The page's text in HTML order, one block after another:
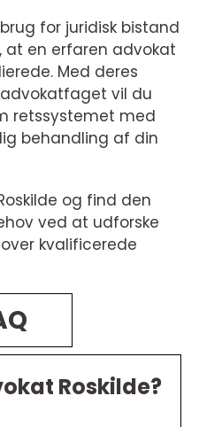
for juridisk bistand
at en erfaren advokat
Med deres
vil du
retssystemet med
behandling af din
og find den
ved at udforske
kvalificerede
Roskilde?